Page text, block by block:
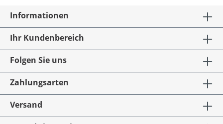
Informationen
Ihr Kundenbereich
Folgen Sie uns
Zahlungsarten
Versand